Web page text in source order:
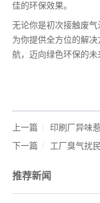
佳的环保效果。
无论你是初次接触废
为你提供全方位的解
航，迈向绿色环保的未
上一篇
印刷厂异味
下一篇
工厂臭气扰
推荐新闻